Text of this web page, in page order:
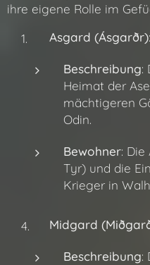
ihre eigene Rolle im
Asgard (Ásgarðr):
Beschreibung:
Heimat der
mächtigeren
Odin.
Bewohner: Die
Tyr) und die
Krieger in
Midgard
Beschreibung: